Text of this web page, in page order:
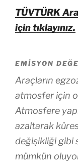
TÜVTÜRK
için tıklayınız.
EMISYON
Araçların
atmosfer için
Atmosfere
azaltarak
değişikliği gibi
mümkün